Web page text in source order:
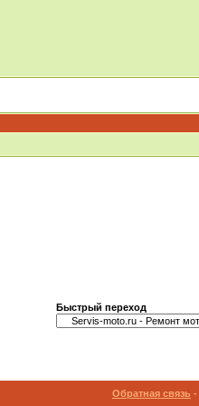
Быстрый переход
Обратная связь -